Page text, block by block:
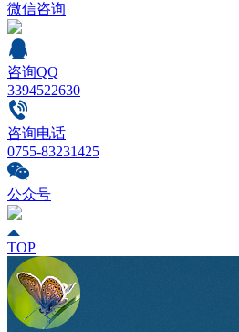
微信咨询
咨询QQ
3394522630
咨询电话
0755-83231425
公众号
TOP